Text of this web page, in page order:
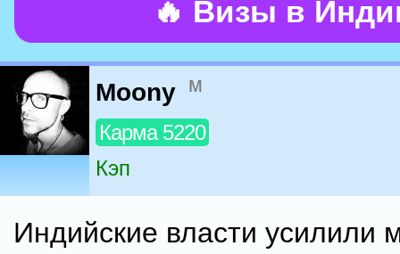
🔥 Визы в
Moony м
Карма 5220
Кэп
Индийские власти усилили